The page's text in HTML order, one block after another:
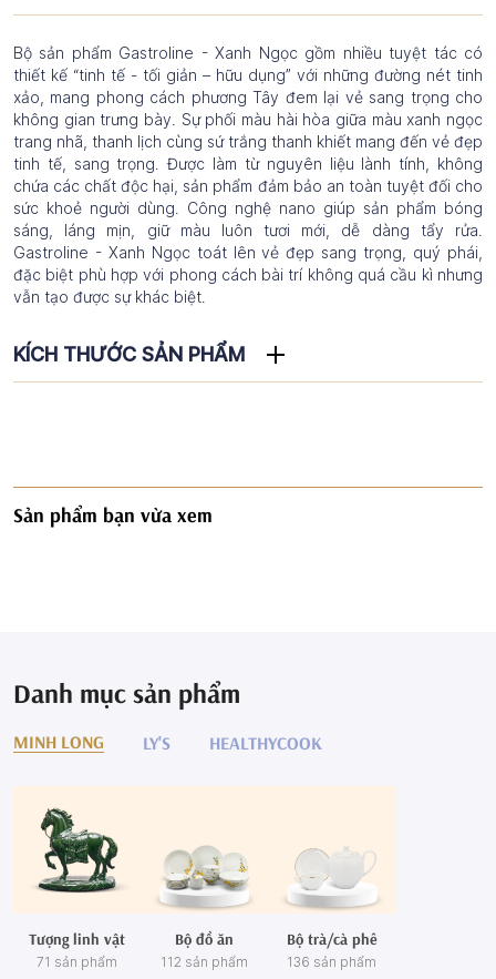
Bộ sản phẩm Gastroline - Xanh Ngọc gồm nhiều tuyệt tác có
thiết kế “tinh tế - tối giản – hữu dụng” với những đường nét tinh
xảo, mang phong cách phương Tây đem lại vẻ sang trọng cho
không gian trưng bày. Sự phối màu hài hòa giữa màu xanh ngọc
trang nhã, thanh lịch cùng sứ trắng thanh khiết mang đến vẻ đẹp
tinh tế, sang trọng. Được làm từ nguyên liệu lành tính, không
chứa các chất độc hại, sản phẩm đảm bảo an toàn tuyệt đối cho
sức khoẻ người dùng. Công nghệ nano giúp sản phẩm bóng
sáng, láng mịn, giữ màu luôn tươi mới, dễ dàng tẩy rửa.
Gastroline - Xanh Ngọc toát lên vẻ đẹp sang trọng, quý phái,
đặc biệt phù hợp với phong cách bài trí không quá cầu kì nhưng
vẫn tạo được sự khác biệt.
KÍCH THƯỚC SẢN PHẨM
Sản phẩm bạn vừa xem
Danh mục sản phẩm
MINH LONG LY'S HEALTHYCOOK
Tượng linh vật
71 sản phẩm
Bộ đồ ăn
112 sản phẩm
Bộ trà/cà phê
136 sản phẩm